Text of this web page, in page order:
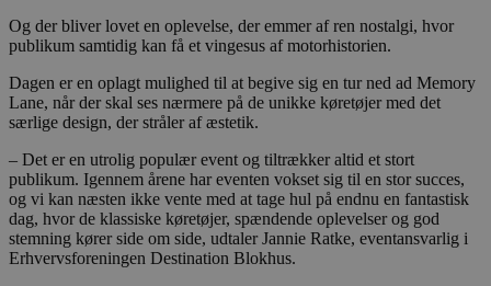
Og der bliver lovet en oplevelse, der emmer af ren nostalgi, hvor
publikum samtidig kan få et vingesus af motorhistorien.
Dagen er en oplagt mulighed til at begive sig en tur ned ad Memory
Lane, når der skal ses nærmere på de unikke køretøjer med det
særlige design, der stråler af æstetik.
– Det er en utrolig populær event og tiltrækker altid et stort
publikum. Igennem årene har eventen vokset sig til en stor succes,
og vi kan næsten ikke vente med at tage hul på endnu en fantastisk
dag, hvor de klassiske køretøjer, spændende oplevelser og god
stemning kører side om side, udtaler Jannie Ratke, eventansvarlig i
Erhvervsforeningen Destination Blokhus.